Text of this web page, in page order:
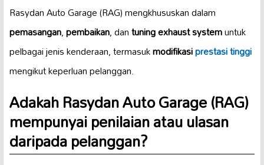
Rasydan Auto Garage (RAG) mengkhususkan dalam
pemasangan,pembaikan, dantuning exhaust systemuntuk
pelbagai jenis kenderaan, termasukmodifikasiprestasi tinggi
mengikut keperluan pelanggan.
Adakah Rasydan Auto Garage (RAG)
mempunyai penilaian atau ulasan
daripada pelanggan?